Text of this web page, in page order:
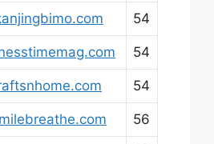
54
54
54
56